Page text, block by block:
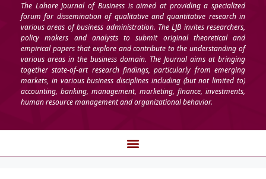
The Lahore Journal of Business is aimed at providing a specialized
forum for dissemination of qualitative and quantitative research in
various areas of business administration. The LJB invites researchers,
policy makers and analysts to submit original theoretical and
empirical papers that explore and contribute to the understanding of
various areas in the business domain. The Journal aims at bringing
together state-of-art research findings, particularly from emerging
markets, in various business disciplines including (but not limited to)
accounting, banking, management, marketing, finance, investments,
human resource management and organizational behavior.